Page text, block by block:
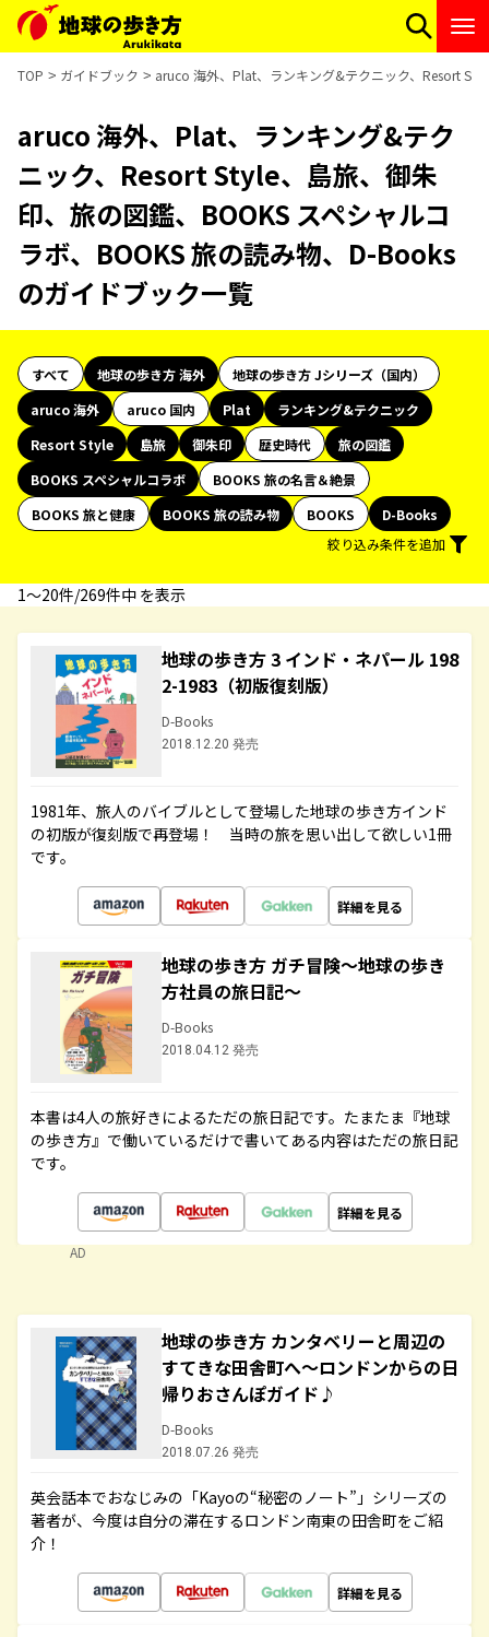
TOP ガイドブック aruco 海外、Plat、ランキング&テクニック、Resort
aruco 海外、Plat、ランキング&テク
ニック、Resort Style、島旅、御朱
印、旅の図鑑、BOOKS スペシャルコ
ラボ、BOOKS 旅の読み物、D-Books
のガイドブック一覧
すべて 地球の歩き方 海外
地球の歩き方 Jシリーズ（国内）
aruco 海外
aruco 国内 Plat
ランキング&テクニック
Resort Style
島旅 御朱印 歴史時代
旅の図鑑
BOOKS スペシャルコラボ
BOOKS 旅の名言＆絶景
BOOKS 旅と健康
BOOKS 旅の読み物 BOOKS
D-Books
絞り込み条件を追加
1〜20件/269件中 を表示
地球の歩き方 3 インド・ネパール 198
2-1983（初版復刻版）
D-Books
2018.12.20 発売
1981年、旅人のバイブルとして登場した地球の歩き方インド
の初版が復刻版で再登場！ 当時の旅を思い出して欲しい1冊
です。
詳細を見る
地球の歩き方 ガチ冒険～地球の歩き
方社員の旅日記～
D-Books
2018.04.12 発売
本書は4人の旅好きによるただの旅日記です。たまたま『地球
の歩き方』で働いているだけで書いてある内容はただの旅日記
です。
詳細を見る
AD
地球の歩き方 カンタベリーと周辺の
すてきな田舎町へ～ロンドンからの日
帰りおさんぽガイド♪
D-Books
2018.07.26 発売
英会話本でおなじみの「Kayoの“秘密のノート”」シリーズの
著者が、今度は自分の滞在するロンドン南東の田舎町をご紹
介！
詳細を見る